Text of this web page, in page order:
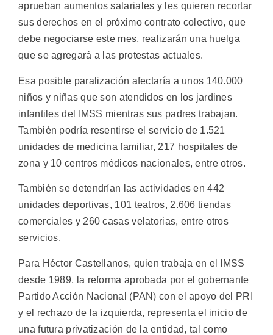
aprueban aumentos salariales y les quieren recortar
sus derechos en el próximo contrato colectivo, que
debe negociarse este mes, realizarán una huelga
que se agregará a las protestas actuales.
Esa posible paralización afectaría a unos 140.000
niños y niñas que son atendidos en los jardines
infantiles del IMSS mientras sus padres trabajan.
También podría resentirse el servicio de 1.521
unidades de medicina familiar, 217 hospitales de
zona y 10 centros médicos nacionales, entre otros.
También se detendrían las actividades en 442
unidades deportivas, 101 teatros, 2.606 tiendas
comerciales y 260 casas velatorias, entre otros
servicios.
Para Héctor Castellanos, quien trabaja en el IMSS
desde 1989, la reforma aprobada por el gobernante
Partido Acción Nacional (PAN) con el apoyo del PRI
y el rechazo de la izquierda, representa el inicio de
una futura privatización de la entidad, tal como